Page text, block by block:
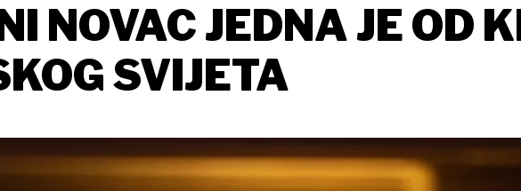
NOVAC JEDNA JE OD
SVIJETA